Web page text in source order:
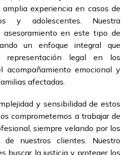
experiencia en casos de
y adolescentes. Nuestra
asesoramiento en este tipo de
un enfoque integral que
representación legal en los
acompañamiento emocional y
afectadas.
y sensibilidad de estos
comprometemos a trabajar de
siempre velando por los
de nuestros clientes. Nuestro
buscar la justicia y proteger los